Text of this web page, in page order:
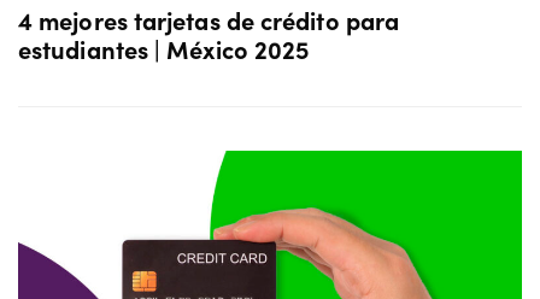
4 mejores tarjetas de crédito para
estudiantes | México 2025